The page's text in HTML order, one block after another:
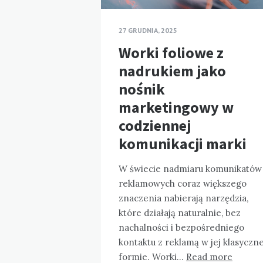
27 GRUDNIA, 2025
Worki foliowe z
nadrukiem jako
nośnik
marketingowy w
codziennej
komunikacji marki
W świecie nadmiaru komunikatów
reklamowych coraz większego
znaczenia nabierają narzędzia,
które działają naturalnie, bez
nachalności i bezpośredniego
kontaktu z reklamą w jej
formie. Worki… Read more